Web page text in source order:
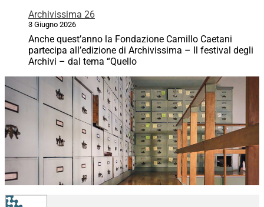
Archivissima 26
3 Giugno 2026
Anche quest’anno la Fondazione Camillo Caetani
partecipa all’edizione di Archivissima – Il festival degli
Archivi – dal tema “Quello